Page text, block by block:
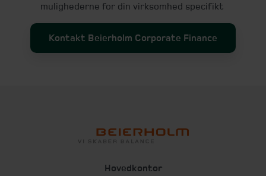
mulighederne for din virksomhed specifikt
Kontakt Beierholm Corporate Finance
Hovedkontor